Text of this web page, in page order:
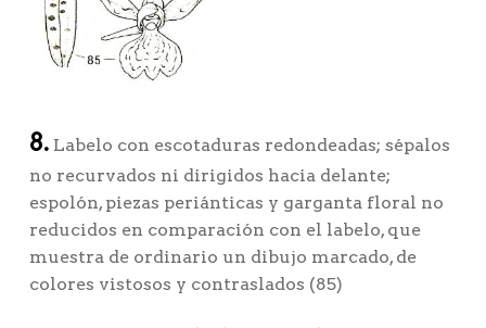
8.Labelo con escotaduras redondeadas; sépalos
no recurvados ni dirigidos hacia delante;
espolón, piezas periánticas y garganta floral no
reducidos en comparación con el labelo, que
muestra de ordinario un dibujo marcado, de
colores vistosos y contraslados (85)